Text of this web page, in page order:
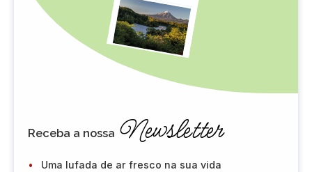
Receba a nossa Newsletter
Uma lufada de ar fresco na sua vida